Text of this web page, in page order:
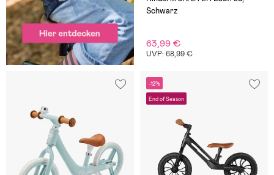
Schwarz
63,99 €
UVP: 68,99 €
-12%
End of Season